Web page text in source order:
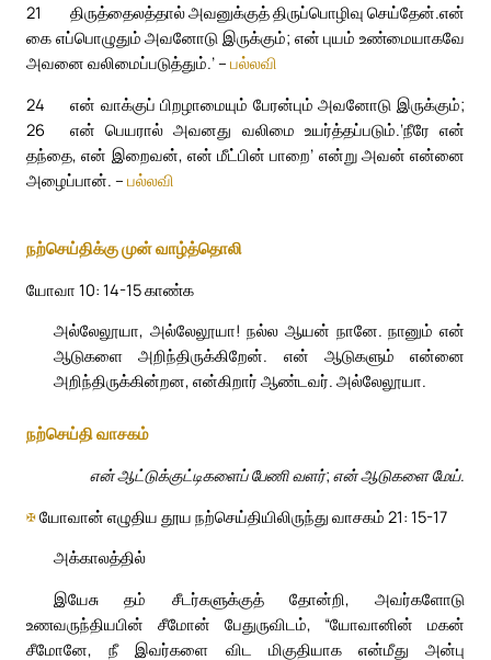
திருத்தைலத்தால் அவனுக்குத் திருப்பொழிவு செய்தேன்.
21
என்
கை எப்பொழுதும் அவனோடு இருக்கும்; என் புயம் உண்மையாகவே
அவனை வலிமைப்படுத்தும்.’ – பல்லவி
24
என் வாக்குப் பிறழாமையும் பேரன்பும் அவனோடு இருக்கும்;
என் பெயரால் அவனது வலிமை உயர்த்தப்படும்.
26
‘நீரே என்
தந்தை, என் இறைவன், என் மீட்பின் பாறை’ என்று அவன் என்னை
அழைப்பான். – பல்லவி
நற்செய்திக்கு முன் வாழ்த்தொலி
யோவா 10: 14-15 காண்க
அல்லேலூயா, அல்லேலூயா! நல்ல ஆயன் நானே. நானும் என்
ஆடுகளை அறிந்திருக்கிறேன். என் ஆடுகளும் என்னை
அறிந்திருக்கின்றன, என்கிறார் ஆண்டவர். அல்லேலூயா.
நற்செய்தி வாசகம்
என் ஆட்டுக்குட்டிகளைப் பேணி வளர்; என் ஆடுகளை மேய்.
✠யோவான் எழுதிய தூய நற்செய்தியிலிருந்து வாசகம் 21: 15-17
அக்காலத்தில்
இயேசு தம் சீடர்களுக்குத் தோன்றி, அவர்களோடு
உணவருந்தியபின் சீமோன் பேதுருவிடம், “யோவானின் மகன்
சீமோனே, நீ இவர்களை விட மிகுதியாக என்மீது அன்பு